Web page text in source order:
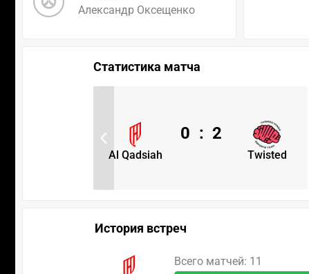
Александр Оксещенко
Статистика матча
Al Qadsiah Twisted
0 : 2
История встреч
Всего матчей: 11